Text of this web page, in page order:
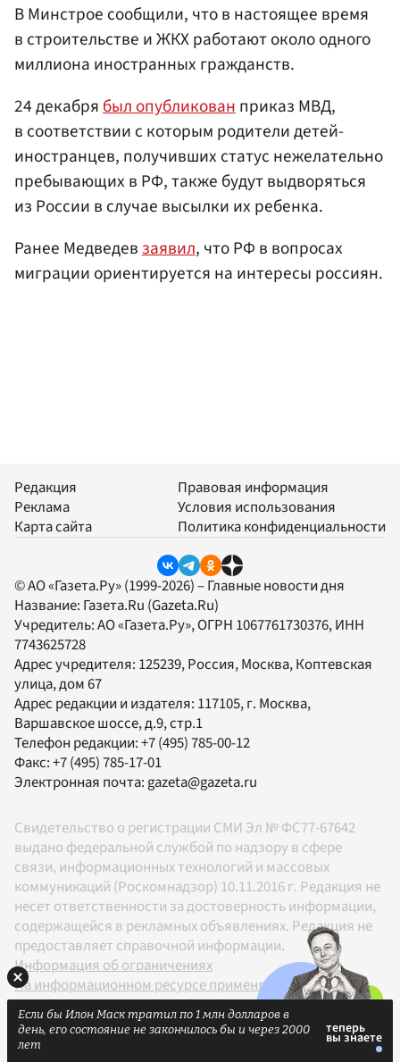
В Минстрое сообщили, что в настоящее время
в строительстве и ЖКХ работают около одного
миллиона иностранных гражданств.
24 декабрябыл опубликованприказ МВД,
в соответствии с которым родители детей-
иностранцев, получивших статус нежелательно
пребывающих в РФ, также будут выдворяться
из России в случае высылки их ребенка.
Ранее Медведевзаявил, что РФ в вопросах
миграции ориентируется на интересы россиян.
Редакция
Реклама
Карта сайта
Правовая информация
Условия использования
Политика конфиденциальности
© АО «Газета.Ру» (1999-2026) – Главные новости дня
Название: Газета.Ru (Gazeta.Ru)
Учредитель:АО «Газета.Ру», ОГРН 1067761730376, ИНН
7743625728
Адрес учредителя: 125239, Россия, Москва, Коптевская
улица, дом 67
Адрес редакции и издателя: 117105, г. Москва,
Варшавское шоссе, д.9, стр.1
Телефон редакции:+7 (495) 785-00-12
Факс:+7 (495) 785-17-01
Электронная почта: gazeta@gazeta.ru
Свидетельство о регистрации СМИ Эл № ФС77-67642
выдано федеральной службой по надзору в сфере
связи, информационных технологий и массовых
коммуникаций (Роскомнадзор) 10.11.2016 г. Редакция не
несет ответственности за достоверность информации,
содержащейся в рекламных объявлениях. Редакция не
предоставляет справочной информации.
Информация об ограничениях
На информационном ресурсе применяются
рекомендательные технологии в соответствии с
Правилами
Если бы Илон Маск тратил по 1 млн долларов в
день, его состояние не закончилось бы и через 2000
лет